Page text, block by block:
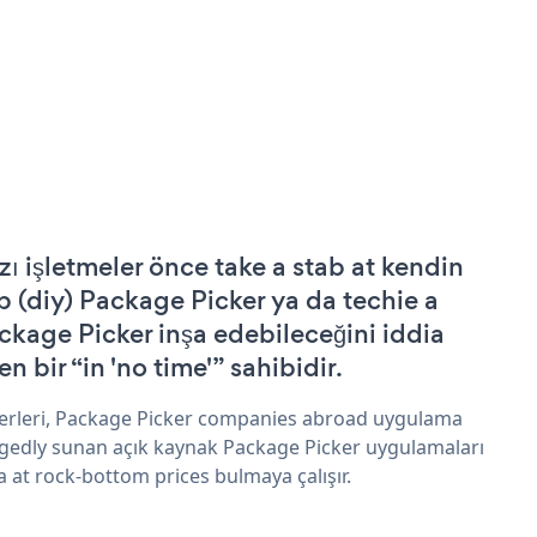
işletmeler önce take a stab at kendin
(diy) Package Picker ya da techie a
Picker inşa edebileceğini iddia
bir “in 'no time'” sahibidir.
Package Picker companies abroad uygulama
sunan açık kaynak Package Picker uygulamaları
at rock-bottom prices bulmaya çalışır.